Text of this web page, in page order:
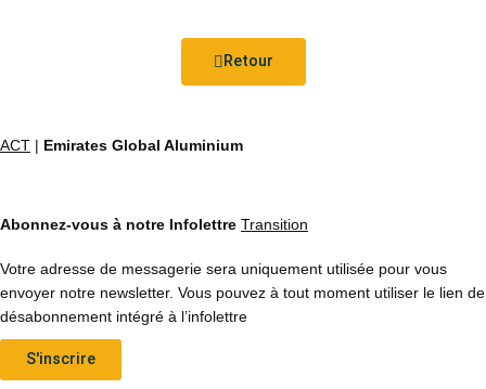
Retour
ACT | Emirates Global Aluminium
Abonnez-vous à notre Infolettre Transition
Votre adresse de messagerie sera uniquement utilisée pour vous
envoyer notre newsletter. Vous pouvez à tout moment utiliser le lien de
désabonnement intégré à l’infolettre
S'inscrire